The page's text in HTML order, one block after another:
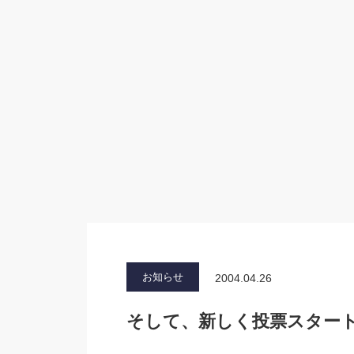
お知らせ 2004.04.26
そして、新しく投票スター